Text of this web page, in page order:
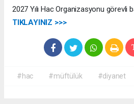
​2027 Yılı Hac Organizasyonu görevli
TIKLAYINIZ >>>
#hac #müftülük #diyanet